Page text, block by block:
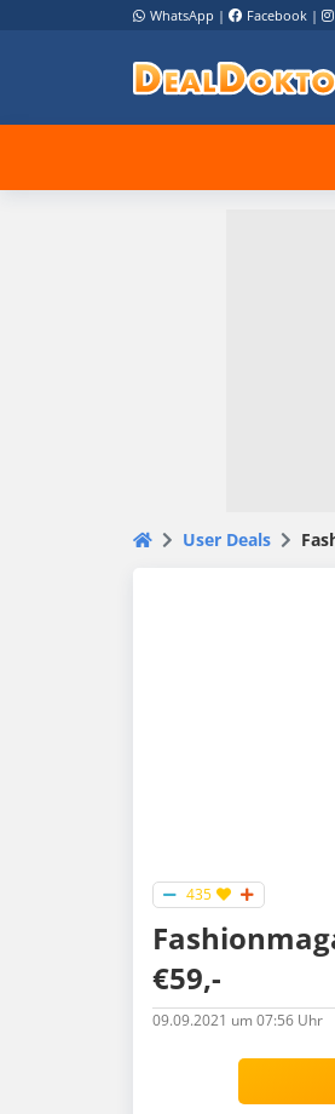
WhatsApp | Facebook |
User Deals
435
€59,-
09.09.2021 um 07:56 Uhr